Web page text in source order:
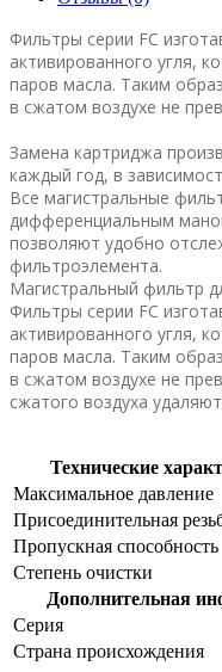
Фильтры серии FC
активированного угля,
паров масла. Таким
в сжатом воздухе не
Замена картриджа
каждый год, в
Все магистральные
дифференциальным
позволяют удобно
фильтроэлемента.
Магистральный фильтр
Фильтры серии FC
активированного угля,
паров масла. Таким
в сжатом воздухе не
сжатого воздуха
Технические
Максимальное давление
Присоединительная
Пропускная способность
Степень очистки
Дополнительная
Серия
Страна происхождения